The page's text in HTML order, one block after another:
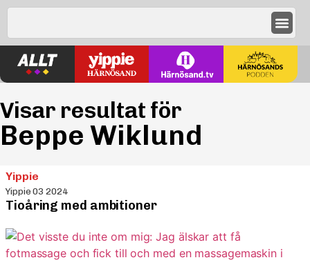
Visar resultat för
Beppe Wiklund
Yippie
Yippie 03 2024
Tioåring med ambitioner